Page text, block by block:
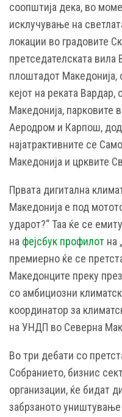
соопштија дека, во
исклучување на
локации во градовите
претседателската
плоштадот Македонија,
кејот на реката
Македонија, парковите
Аеродром и Карпош,
најатрактивните се
Македонија и црквите
Првата дигитална
Македонија е под
ударот?“ Таа ќе се
на фејсбук профилот на
премиерно ќе се
Македонците преку
со амбициозни
координатор за
на УНДП во Северна
Во три дебати со
Собранието, бизнис
организации, ќе бидат
забрзаното